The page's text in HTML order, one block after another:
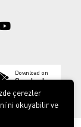
Download on
Google play
çerezler
okuyabilir ve